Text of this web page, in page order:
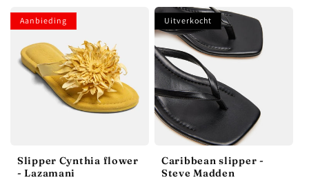
Aanbieding
Slipper Cynthia flower
- Lazamani
Uitverkocht
Caribbean slipper -
Steve Madden